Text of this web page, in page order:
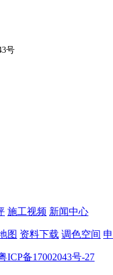
号
施工视频 新闻中心
图 资料下载 调色空间
ICP备17002043号-27